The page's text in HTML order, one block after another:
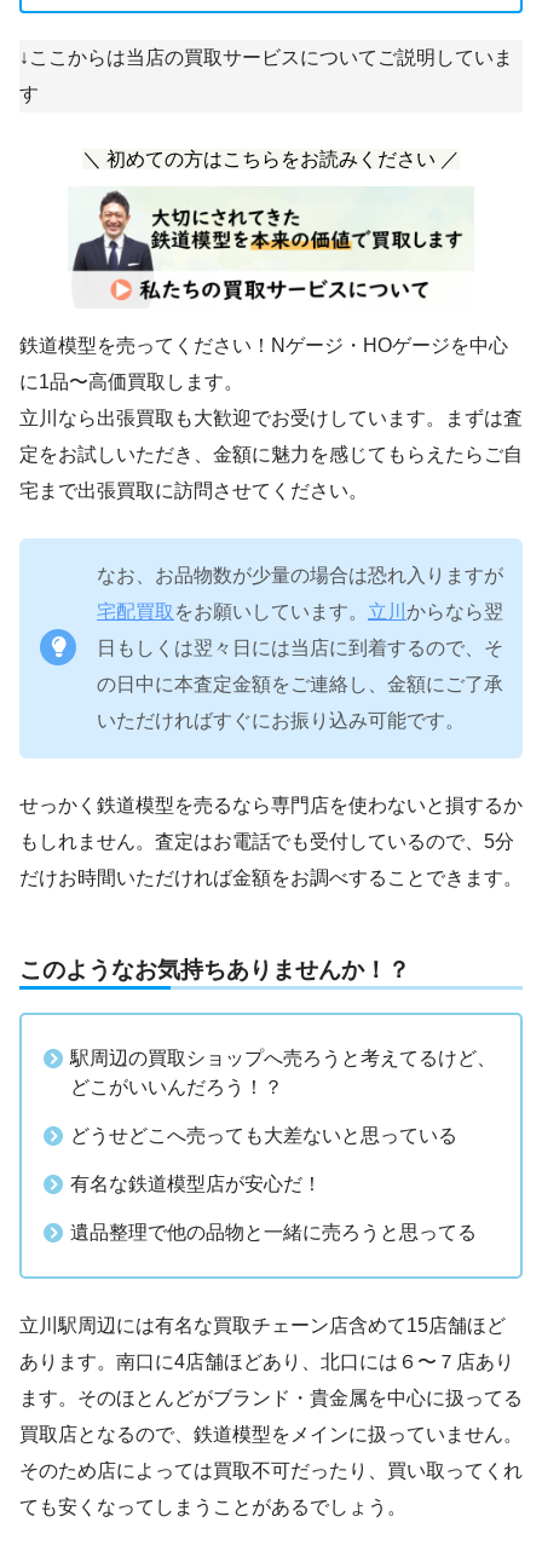
↓ここからは当店の買取サービスについてご説明していま
す
＼ 初めての方はこちらをお読みください ／
鉄道模型を売ってください！Nゲージ・HOゲージを中心
に1品〜高価買取します。
立川なら出張買取も大歓迎でお受けしています。まずは査
定をお試しいただき、金額に魅力を感じてもらえたらご自
宅まで出張買取に訪問させてください。
なお、お品物数が少量の場合は恐れ入りますが
宅配買取 をお願いしています。 立川 からなら翌
日もしくは翌々日には当店に到着するので、そ
の日中に本査定金額をご連絡し、金額にご了承
いただければすぐにお振り込み可能です。
せっかく鉄道模型を売るなら専門店を使わないと損するか
もしれません。査定はお電話でも受付しているので、5分
だけお時間いただければ金額をお調べすることできます。
このようなお気持ちありませんか！？
駅周辺の買取ショップへ売ろうと考えてるけど、
どこがいいんだろう！？
どうせどこへ売っても大差ないと思っている
有名な鉄道模型店が安心だ！
遺品整理で他の品物と一緒に売ろうと思ってる
立川駅周辺には有名な買取チェーン店含めて15店舗ほど
あります。南口に4店舗ほどあり、北口には６〜７店あり
ます。そのほとんどがブランド・貴金属を中心に扱ってる
買取店となるので、鉄道模型をメインに扱っていません。
そのため店によっては買取不可だったり、買い取ってくれ
ても安くなってしまうことがあるでしょう。